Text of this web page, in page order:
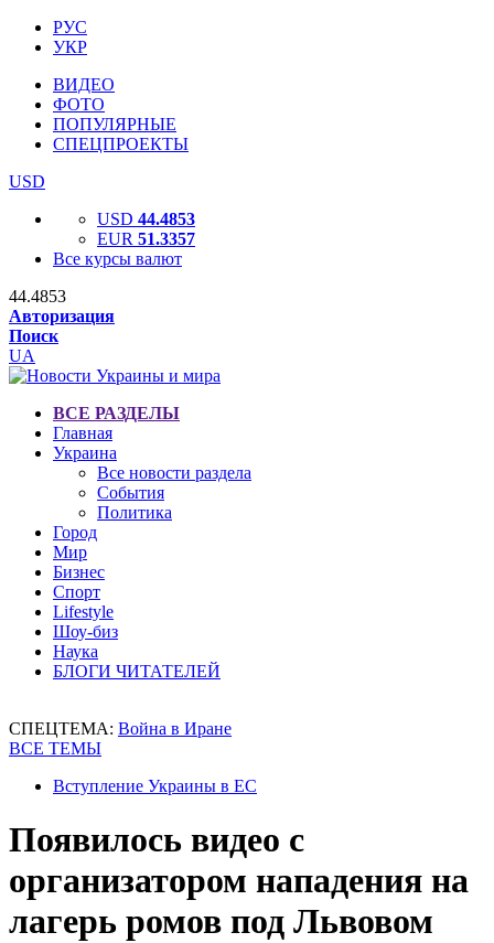
РУС
УКР
ВИДЕО
ФОТО
ПОПУЛЯРНЫЕ
СПЕЦПРОЕКТЫ
USD
USD 44.4853
EUR 51.3357
Все курсы валют
44.4853
Авторизация
Поиск
UA
ВСЕ РАЗДЕЛЫ
Главная
Украина
Все новости раздела
События
Политика
Город
Мир
Бизнес
Спорт
Lifestyle
Шоу-биз
Наука
БЛОГИ ЧИТАТЕЛЕЙ
СПЕЦТЕМА: Война в Иране
ВСЕ ТЕМЫ
Вступление Украины в ЕС
Появилось видео с
организатором нападения на
лагерь ромов под Львовом